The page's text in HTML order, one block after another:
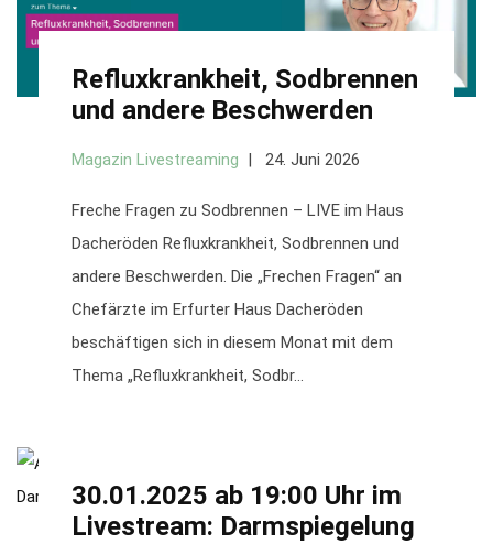
Refluxkrankheit, Sodbrennen
und andere Beschwerden
Magazin Livestreaming 24. Juni 2026
Freche Fragen zu Sodbrennen – LIVE im Haus
Dacheröden Refluxkrankheit, Sodbrennen und
andere Beschwerden. Die „Frechen Fragen“ an
Chefärzte im Erfurter Haus Dacheröden
beschäftigen sich in diesem Monat mit dem
Thema „Refluxkrankheit, Sodbr...
30.01.2025 ab 19:00 Uhr im
Livestream: Darmspiegelung